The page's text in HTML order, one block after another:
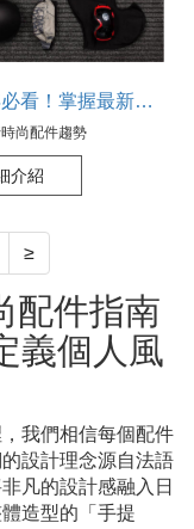
2025年必看！掌握最新流行時尚配件趨勢，打造個性風格
尚配件趨勢
介紹
≥
配件指南
義個人風
我們相信每個配件
設計理念源自法語
凡的設計感融入日
造型的「手提